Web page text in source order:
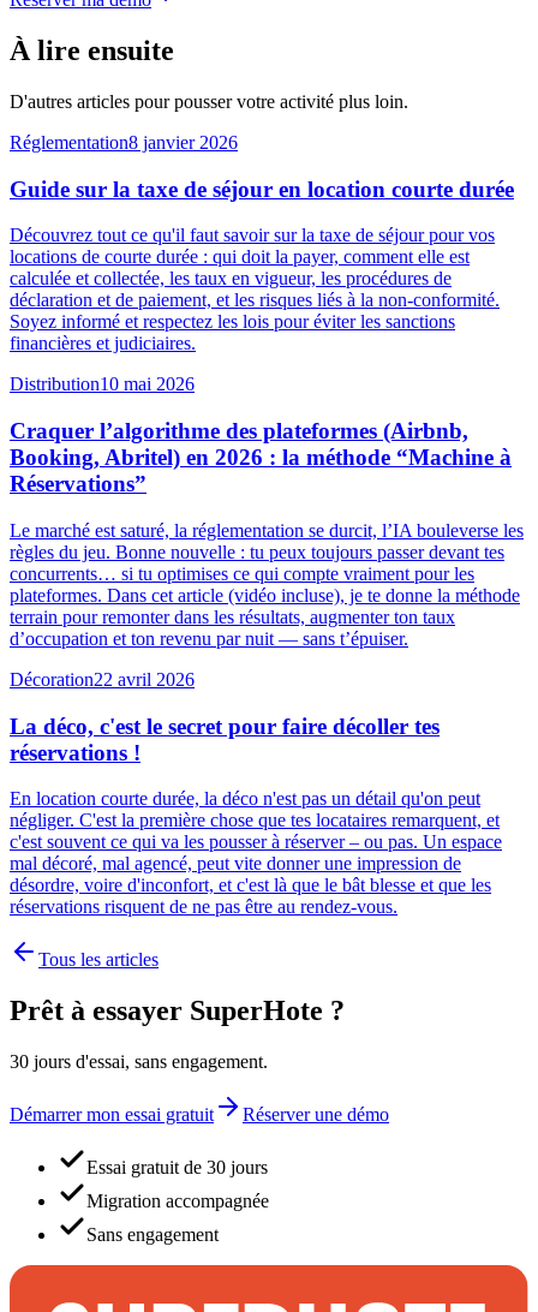
À lire ensuite
D'autres articles pour pousser votre activité plus loin.
Réglementation8 janvier 2026
Guide sur la taxe de séjour en location courte durée
Découvrez tout ce qu'il faut savoir sur la taxe de séjour pour vos
locations de courte durée : qui doit la payer, comment elle est
calculée et collectée, les taux en vigueur, les procédures de
déclaration et de paiement, et les risques liés à la non-conformité.
Soyez informé et respectez les lois pour éviter les sanctions
financières et judiciaires.
Distribution10 mai 2026
Craquer l’algorithme des plateformes (Airbnb,
Booking, Abritel) en 2026 : la méthode “Machine à
Réservations”
Le marché est saturé, la réglementation se durcit, l’IA bouleverse les
règles du jeu. Bonne nouvelle : tu peux toujours passer devant tes
concurrents… si tu optimises ce qui compte vraiment pour les
plateformes. Dans cet article (vidéo incluse), je te donne la méthode
terrain pour remonter dans les résultats, augmenter ton taux
d’occupation et ton revenu par nuit — sans t’épuiser.
Décoration22 avril 2026
La déco, c'est le secret pour faire décoller tes
réservations !
En location courte durée, la déco n'est pas un détail qu'on peut
négliger. C'est la première chose que tes locataires remarquent, et
c'est souvent ce qui va les pousser à réserver – ou pas. Un espace
mal décoré, mal agencé, peut vite donner une impression de
désordre, voire d'inconfort, et c'est là que le bât blesse et que les
réservations risquent de ne pas être au rendez-vous.
Tous les articles
Prêt à essayer SuperHote ?
30 jours d'essai, sans engagement.
Démarrer mon essai gratuit Réserver une démo
Essai gratuit de 30 jours
Migration accompagnée
Sans engagement